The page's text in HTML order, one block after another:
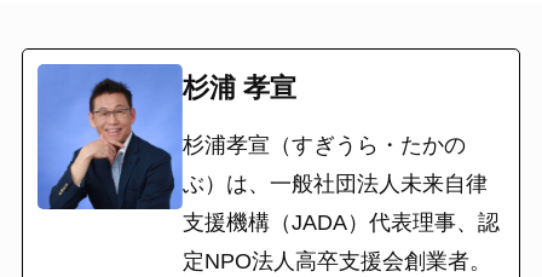
杉浦 孝宣
杉浦孝宣（すぎうら・たかの
ぶ）は、一般社団法人未来自律
支援機構（JADA）代表理事、認
定NPO法人高卒支援会創業者。